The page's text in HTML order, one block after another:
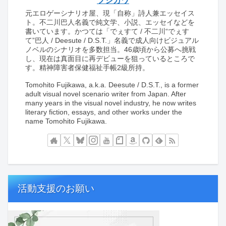
元エロゲーシナリオ屋、現「自称」詩人兼エッセイス
ト。不二川巴人名義で純文学、小説、エッセイなどを
書いています。かつては「でぇすて / 不二川“でぇす
て”巴人 / Deesute / D.S.T.」名義で成人向けビジュアル
ノベルのシナリオを多数担当。46歳頃から公募へ挑戦
し、現在は真面目に再デビューを狙っているところで
す。精神障害者保健福祉手帳2級所持。
Tomohito Fujikawa, a.k.a. Deesute / D.S.T., is a former
adult visual novel scenario writer from Japan. After
many years in the visual novel industry, he now writes
literary fiction, essays, and other works under the
name Tomohito Fujikawa.
活動支援のお願い